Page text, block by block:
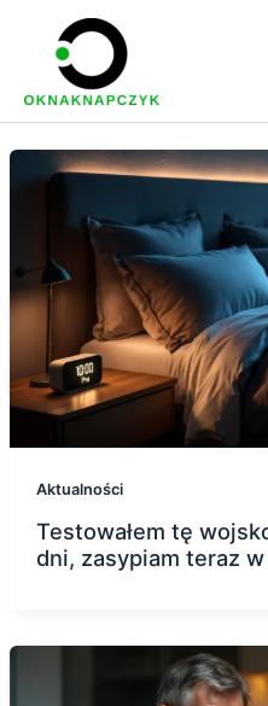
Aktualności
Testowałem tę
dni, zasypiam teraz